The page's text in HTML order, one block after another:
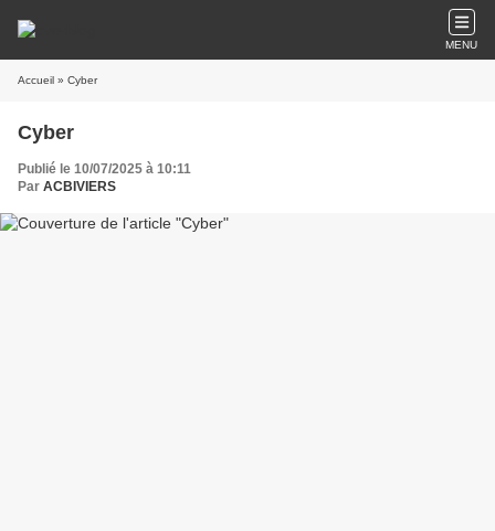
MENU
Accueil » Cyber
Cyber
Publié le 10/07/2025 à 10:11
Par ACBIVIERS